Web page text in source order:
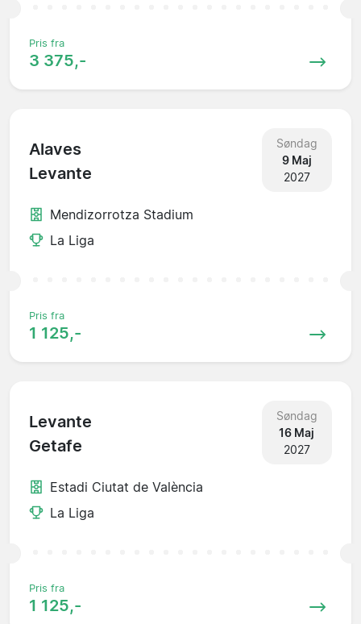
Pris fra
3 375,-
Alaves
Levante
Søndag
9 Maj
2027
Mendizorrotza Stadium
La Liga
Pris fra
1 125,-
Levante
Getafe
Søndag
16 Maj
2027
Estadi Ciutat de València
La Liga
Pris fra
1 125,-